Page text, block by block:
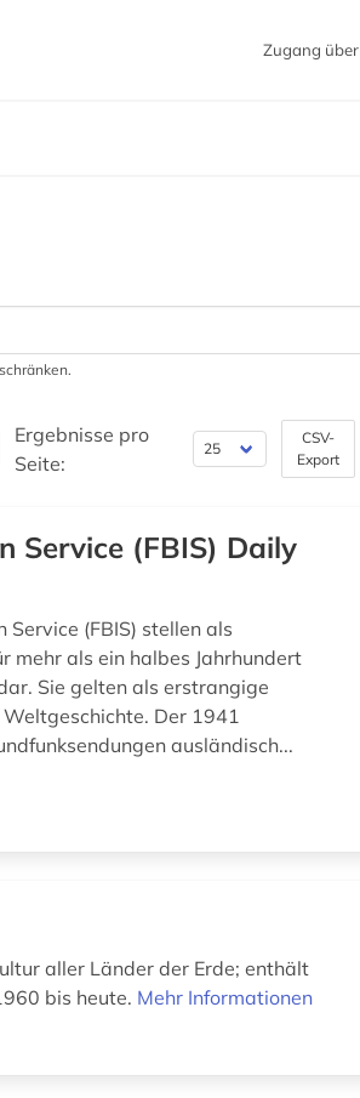
Zugang über
Ergebnisse pro
Seite:
CSV-
Export
Service (FBIS) Daily
(FBIS) stellen als
mehr als ein halbes Jahrhundert
Sie gelten als erstrangige
Der 1941
ausländisch...
aller Länder der Erde; enthält
bis heute. Mehr Informationen